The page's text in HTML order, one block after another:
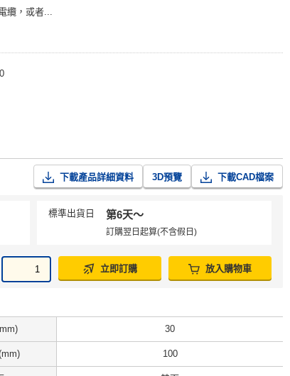
纜，或者...
下載產品詳細資料 3D預覽 下載CAD檔案
標準出貨日 第6天〜
訂購翌日起算(不含假日)
立即訂購 放入購物車
30
100